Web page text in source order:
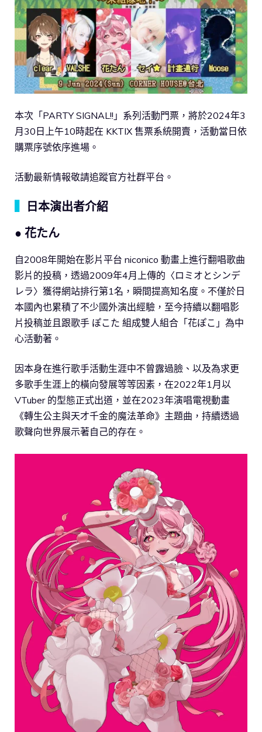
本次「PARTY SIGNAL!!」系列活動門票，將於2024年3
月30日上午10時起在 KKTIX 售票系統開賣，活動當日依
購票序號依序進場。
活動最新情報敬請追蹤官方社群平台。
日本演出者介紹
● 花たん
自2008年開始在影片平台 niconico 動畫上進行翻唱歌曲
影片的投稿，透過2009年4月上傳的〈ロミオとシンデ
レラ〉獲得網站排行第1名，瞬間提高知名度。不僅於日
本國內也累積了不少國外演出經驗，至今持續以翻唱影
片投稿並且跟歌手 ぽこた 組成雙人組合「花ぽこ」為中
心活動著。
因本身在進行歌手活動生涯中不曾露過臉、以及為求更
多歌手生涯上的橫向發展等等因素，在2022年1月以
VTuber 的型態正式出道，並在2023年演唱電視動畫
《轉生公主與天才千金的魔法革命》主題曲，持續透過
歌聲向世界展示著自己的存在。